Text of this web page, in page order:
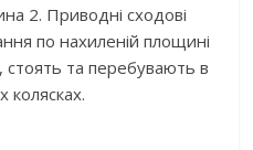
2. Приводні сходові
по нахиленій площині
стоять та перебувають в
колясках.